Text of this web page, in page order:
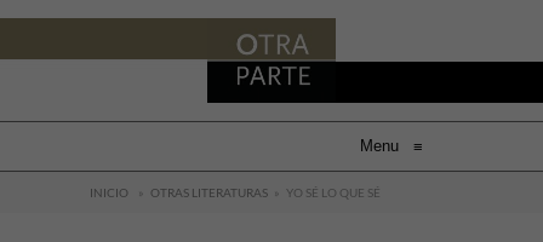
Menu ≡
INICIO » OTRAS LITERATURAS » YO SÉ LO QUE SÉ